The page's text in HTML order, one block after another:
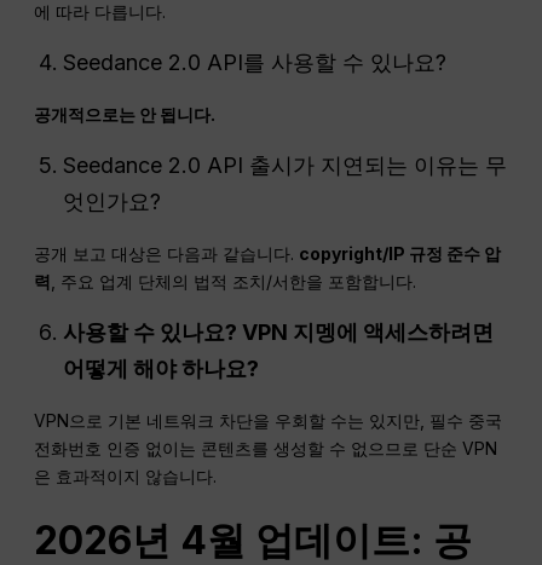
에 따라 다릅니다.
Seedance 2.0 API를 사용할 수 있나요?
공개적으로는 안 됩니다.
Seedance 2.0 API 출시가 지연되는 이유는 무
엇인가요?
공개 보고 대상은 다음과 같습니다. copyright/IP 규정 준수 압
력 , 주요 업계 단체의 법적 조치/서한을 포함합니다.
사용할 수 있나요?VPN 지멩에 액세스하려면
어떻게 해야 하나요?
VPN으로 기본 네트워크 차단을 우회할 수는 있지만, 필수 중국
전화번호 인증 없이는 콘텐츠를 생성할 수 없으므로 단순 VPN
은 효과적이지 않습니다.
2026년 4월 업데이트: 공